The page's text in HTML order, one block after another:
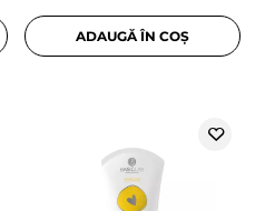
ADAUGĂ ÎN COȘ